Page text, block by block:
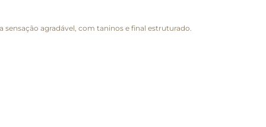
agradável, com taninos e final estruturado.